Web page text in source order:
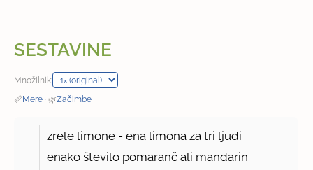
SESTAVINE
Množilnik:
📏Mere · 🌿Začimbe
zrele limone - ena limona za tri ljudi
enako število pomaranč ali mandarin